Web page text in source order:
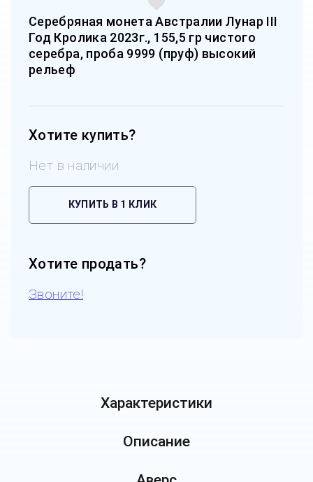
Серебряная монета Австралии Лунар III
Год Кролика 2023г., 155,5 гр чистого
серебра, проба 9999 (пруф) высокий
рельеф
Хотите купить?
Нет в наличии
КУПИТЬ В 1 КЛИК
Хотите продать?
Звоните!
Характеристики
Описание